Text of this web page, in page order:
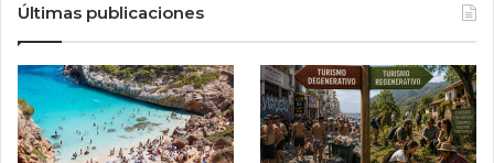
Últimas publicaciones